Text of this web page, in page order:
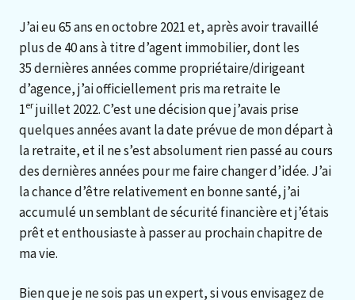
J’ai eu 65 ans en octobre 2021 et, après avoir travaillé
plus de 40 ans à titre d’agent immobilier, dont les
35 dernières années comme propriétaire/dirigeant
d’agence, j’ai officiellement pris ma retraite le
1erjuillet 2022. C’est une décision que j’avais prise
quelques années avant la date prévue de mon départ à
la retraite, et il ne s’est absolument rien passé au cours
des dernières années pour me faire changer d’idée. J’ai
la chance d’être relativement en bonne santé, j’ai
accumulé un semblant de sécurité financière et j’étais
prêt et enthousiaste à passer au prochain chapitre de
ma vie.
Bien que je ne sois pas un expert, si vous envisagez de